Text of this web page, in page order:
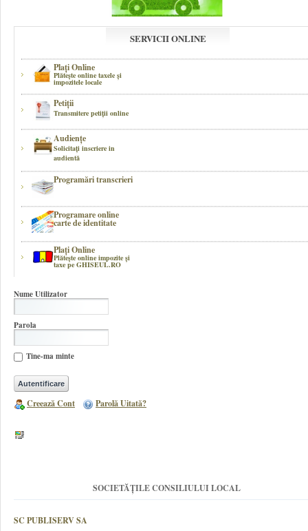
SERVICII ONLINE
Plaţi Online
Plăteşte online taxele şi
impozitele locale
Petiţii
Transmitere petiţii online
Audienţe
Solicitaţi inscriere in
audientă
Programări transcrieri
Programare online
carte de identitate
Plaţi Online
Plătește online impozite şi
taxe pe GHISEUL.RO
Nume Utilizator
Parola
Tine-ma minte
Creează Cont Parolă Uitată?
SOCIETĂȚILE CONSILIULUI LOCAL
SC PUBLISERV SA